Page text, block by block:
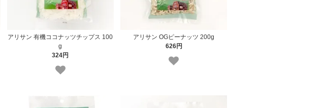
アリサン 有機ココナッツチップス 100
g
324円
アリサン OGピーナッツ 200g
626円